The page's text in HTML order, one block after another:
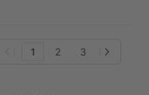
1 2 3